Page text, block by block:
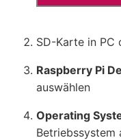
SD-Karte in PC
Raspberry Pi
auswählen
Operating
Betriebssystem